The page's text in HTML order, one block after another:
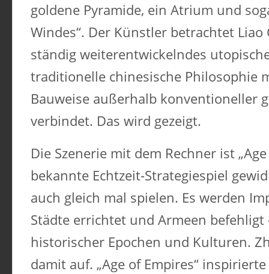
goldene Pyramide, ein Atrium und
Windes“. Der Künstler betrachtet Liao
ständig weiterentwickelndes
traditionelle chinesische Philosophie
Bauweise außerhalb konventioneller
verbindet. ​Das wird gezeigt.
Die Szenerie mit dem Rechner ist
bekannte Echtzeit-Strategiespiel
auch gleich mal spielen. Es werden
Städte errichtet und Armeen befehligt
historischer Epochen und Kulturen.
damit auf. „Age of Empires“